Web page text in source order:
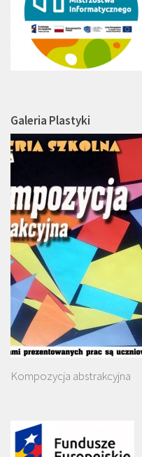
Galeria Plastyki
Kompozycja abstrakcyjna